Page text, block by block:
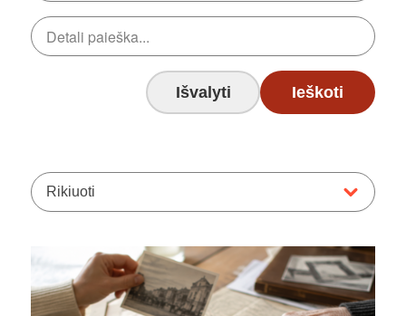
Išvalyti Ieškoti
Rikiuoti